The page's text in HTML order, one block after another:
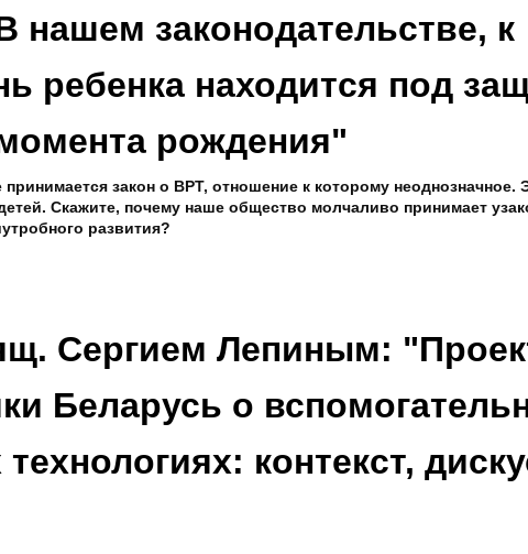
законодательстве, к
ребенка находится под
рождения"
закон о ВРТ, отношение к которому неоднозначное.
Скажите, почему наше общество молчаливо принимает
развития?
Сергием Лепиным:
Беларусь о
контекст,